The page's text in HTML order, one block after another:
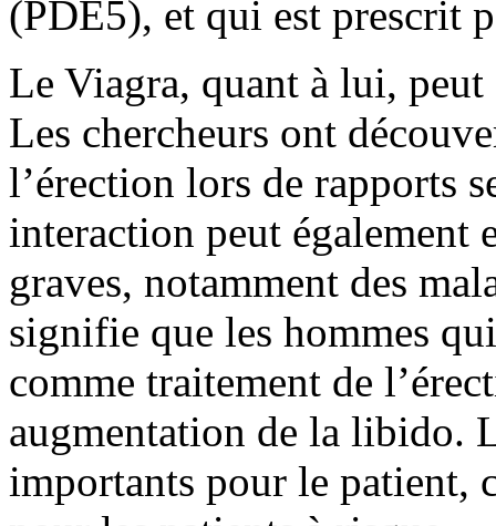
(PDE5), et qui est prescrit
Le Viagra, quant à lui,
Les chercheurs ont
l’érection lors de rapports
interaction peut également
graves, notamment des
signifie que les hommes
comme traitement de
augmentation de la libido.
importants pour le patient,